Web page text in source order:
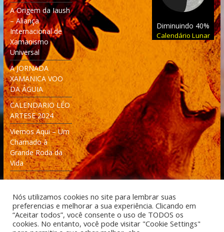
A Origem da Iaush
– Aliança
Internacional de
Xamanismo
Universal
A JORNADA
XAMANICA VOO
DA ÁGUIA
CALENDARIO LÉO
ARTESE 2024
Viemos Aqui – Um
Chamado à
Grande Roda da
Vida
Diminuindo 40%
Calendário Lunar
Nós utilizamos cookies no site para lembrar suas
preferencias e melhorar a sua experiência. Clicando em
“Aceitar todos”, você consente o uso de TODOS os
cookies. No entanto, você pode visitar "Cookie Settings"